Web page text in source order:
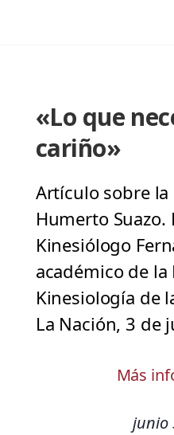
«Lo que
cariño»
Artículo sobre la
Humerto Suazo.
Kinesiólogo
académico de la
Kinesiología de
La Nación, 3 de
Más
junio